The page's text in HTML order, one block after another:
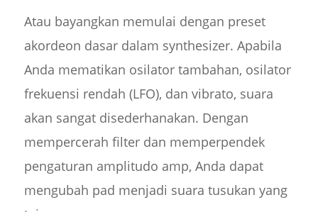
Atau bayangkan memulai dengan preset
akordeon dasar dalam synthesizer. Apabila
Anda mematikan osilator tambahan, osilator
frekuensi rendah (LFO), dan vibrato, suara
akan sangat disederhanakan. Dengan
mempercerah filter dan memperpendek
pengaturan amplitudo amp, Anda dapat
mengubah pad menjadi suara tusukan yang